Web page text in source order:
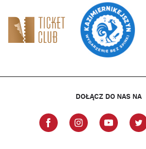
DOŁĄCZ DO NAS NA